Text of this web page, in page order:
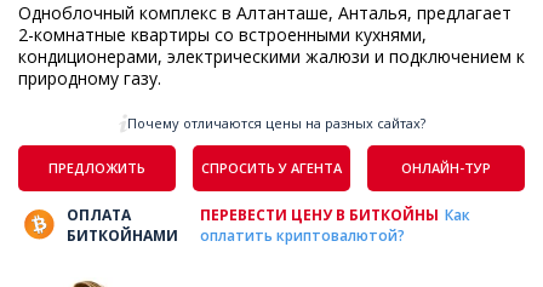
Одноблочный комплекс в Алтанташе, Анталья, предлагает
2-комнатные квартиры со встроенными кухнями,
кондиционерами, электрическими жалюзи и подключением к
природному газу.
ПРЕДЛОЖИТЬ СПРОСИТЬ У АГЕНТА ОНЛАЙН-ТУР
Почему отличаются цены на разных сайтах?
ОПЛАТА
БИТКОЙНАМИ
ПЕРЕВЕСТИ ЦЕНУ В БИТКОЙНЫ Как
оплатить криптовалютой?